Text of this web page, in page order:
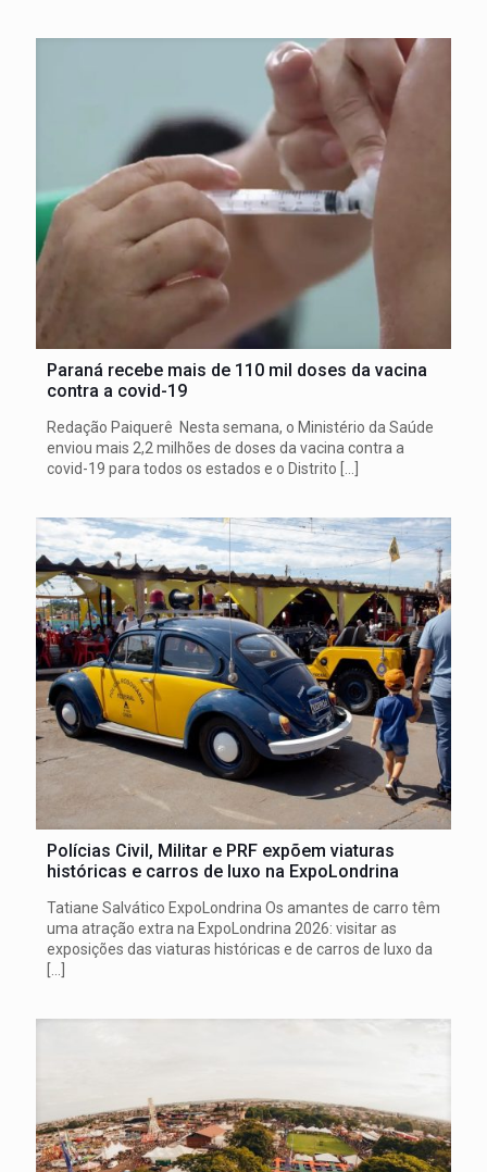
Paraná recebe mais de 110 mil doses da vacina
contra a covid-19
Redação Paiquerê Nesta semana, o Ministério da Saúde
enviou mais 2,2 milhões de doses da vacina contra a
covid-19 para todos os estados e o Distrito
Polícias Civil, Militar e PRF expõem viaturas
históricas e carros de luxo na ExpoLondrina
Tatiane Salvático ExpoLondrina Os amantes de carro têm
uma atração extra na ExpoLondrina 2026: visitar as
exposições das viaturas históricas e de carros de luxo da
[…]